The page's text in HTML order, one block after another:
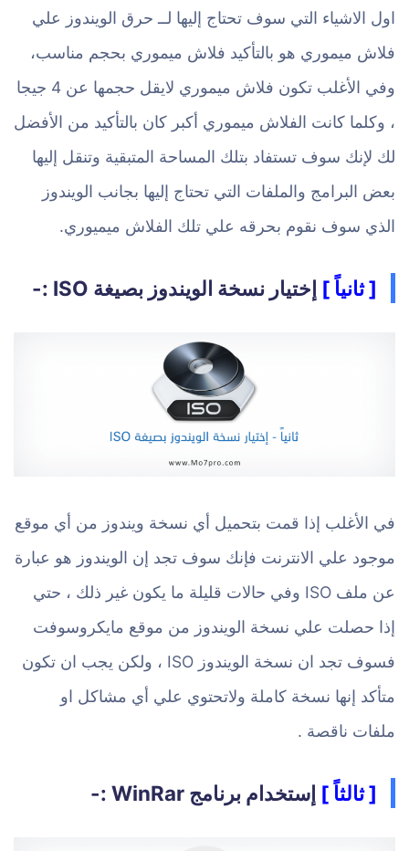
اول الاشياء التي سوف تحتاج إليها لــ حرق الويندوز علي
فلاش ميموري هو بالتأكيد فلاش ميموري بحجم مناسب،
وفي الأغلب تكون فلاش ميموري لايقل حجمها عن 4 جيجا
، وكلما كانت الفلاش ميموري أكبر كان بالتأكيد من الأفضل
لك لإنك سوف تستفاد بتلك المساحة المتبقية وتنقل إليها
بعض البرامج والملفات التي تحتاج إليها بجانب الويندوز
الذي سوف نقوم بحرقه علي تلك الفلاش ميميوري.
[ ثانياً ] إختيار نسخة الويندوز بصيغة ISO :-
في الأغلب إذا قمت بتحميل أي نسخة ويندوز من أي موقع
موجود علي الانترنت فإنك سوف تجد إن الويندوز هو عبارة
عن ملف ISO وفي حالات قليلة ما يكون غير ذلك ، حتي
إذا حصلت علي نسخة الويندوز من موقع مايكروسوفت
فسوف تجد ان نسخة الويندوز ISO ، ولكن يجب ان تكون
متأكد إنها نسخة كاملة ولاتحتوي علي أي مشاكل او
ملفات ناقصة .
[ ثالثاً ] إستخدام برنامج WinRar :-